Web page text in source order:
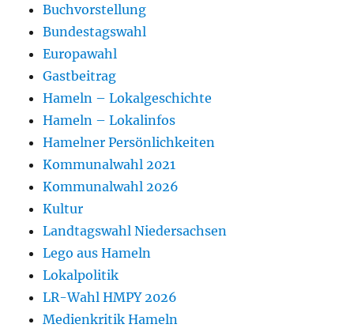
Buchvorstellung
Bundestagswahl
Europawahl
Gastbeitrag
Hameln – Lokalgeschichte
Hameln – Lokalinfos
Hamelner Persönlichkeiten
Kommunalwahl 2021
Kommunalwahl 2026
Kultur
Landtagswahl Niedersachsen
Lego aus Hameln
Lokalpolitik
LR-Wahl HMPY 2026
Medienkritik Hameln